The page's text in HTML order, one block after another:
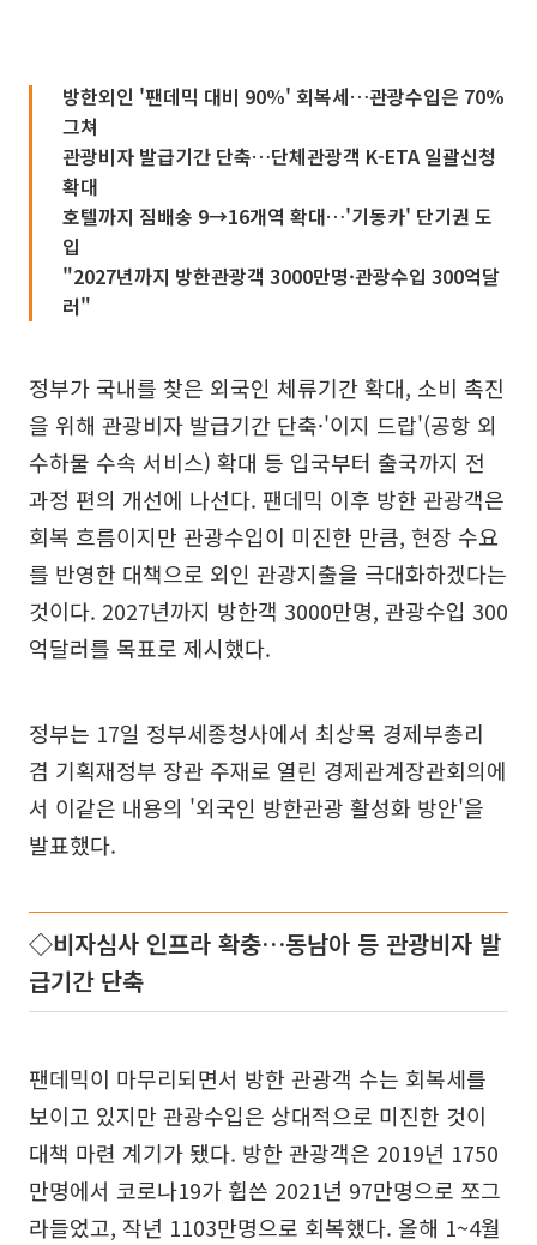
방한외인 '팬데믹 대비 90%' 회복세…관광수입은 70%
그쳐
관광비자 발급기간 단축…단체관광객 K-ETA 일괄신청
확대
호텔까지 짐배송 9→16개역 확대…'기동카' 단기권 도
입
"2027년까지 방한관광객 3000만명·관광수입 300억달
러"
정부가 국내를 찾은 외국인 체류기간 확대, 소비 촉진
을 위해 관광비자 발급기간 단축·'이지 드랍'(공항 외
수하물 수속 서비스) 확대 등 입국부터 출국까지 전
과정 편의 개선에 나선다. 팬데믹 이후 방한 관광객은
회복 흐름이지만 관광수입이 미진한 만큼, 현장 수요
를 반영한 대책으로 외인 관광지출을 극대화하겠다는
것이다. 2027년까지 방한객 3000만명, 관광수입 300
억달러를 목표로 제시했다.
정부는 17일 정부세종청사에서 최상목 경제부총리
겸 기획재정부 장관 주재로 열린 경제관계장관회의에
서 이같은 내용의 '외국인 방한관광 활성화 방안'을
발표했다.
◇비자심사 인프라 확충…동남아 등 관광비자 발
급기간 단축
팬데믹이 마무리되면서 방한 관광객 수는 회복세를
보이고 있지만 관광수입은 상대적으로 미진한 것이
대책 마련 계기가 됐다. 방한 관광객은 2019년 1750
만명에서 코로나19가 휩쓴 2021년 97만명으로 쪼그
라들었고, 작년 1103만명으로 회복했다. 올해 1~4월